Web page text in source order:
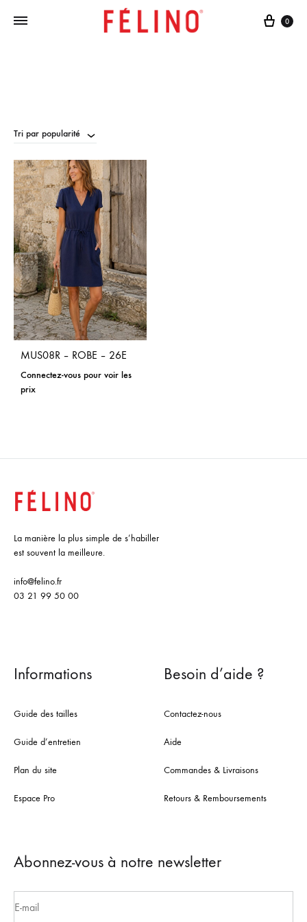
Cart
0
Tri par popularité
MUS08R – ROBE – 26E
Connectez-vous pour voir les
prix
La manière la plus simple de s’habiller
est souvent la meilleure.
info@felino.fr
03 21 99 50 00
Informations
Guide des tailles
Guide d’entretien
Plan du site
Espace Pro
Besoin d’aide ?
Contactez-nous
Aide
Commandes & Livraisons
Retours & Remboursements
Abonnez-vous à notre newsletter